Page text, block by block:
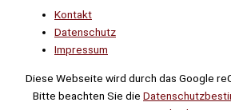
Kontakt
Datenschutz
Impressum
Diese Webseite wird durch das Google
Bitte beachten Sie die